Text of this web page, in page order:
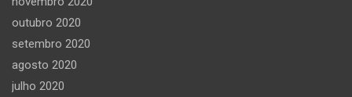
outubro 2020
setembro 2020
agosto 2020
julho 2020